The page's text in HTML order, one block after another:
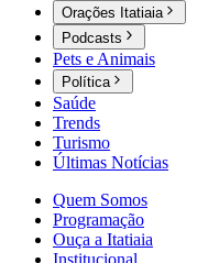
Orações Itatiaia
Podcasts
Pets e Animais
Política
Saúde
Trends
Turismo
Últimas Notícias
Quem Somos
Programação
Ouça a Itatiaia
Institucional